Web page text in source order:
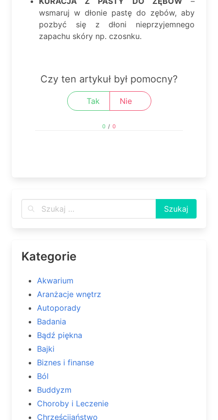
wsmaruj w dłonie pastę do zębów, aby
pozbyć się z dłoni nieprzyjemnego
zapachu skóry np. czosnku.
Czy ten artykuł był pomocny?
Tak Nie
0 / 0
Kategorie
Akwarium
Aranżacje wnętrz
Autoporady
Badania
Bądź piękna
Bajki
Biznes i finanse
Ból
Buddyzm
Choroby i Leczenie
Chrześcijaństwo